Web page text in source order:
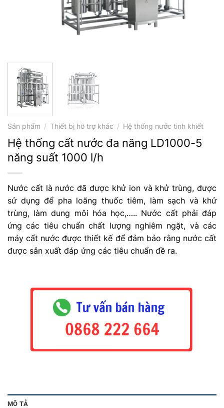
Sản phẩm / Thiết bị hỗ trợ khác / Hệ thống nước tinh khiết
Hệ thống cất nước đa năng LD1000-5
năng suất 1000 l/h
Nước cất là nước đã được khử ion và khử trùng, được
sử dụng để pha loãng thuốc tiêm, làm sạch và khử
trùng, làm dung môi hóa học,….. Nước cất phải đáp
ứng các tiêu chuẩn chất lượng nghiêm ngặt, và các
máy cất nước được thiết kế để đảm bảo rằng nước cất
được sản xuất đáp ứng các tiêu chuẩn đề ra.
MÔ TẢ